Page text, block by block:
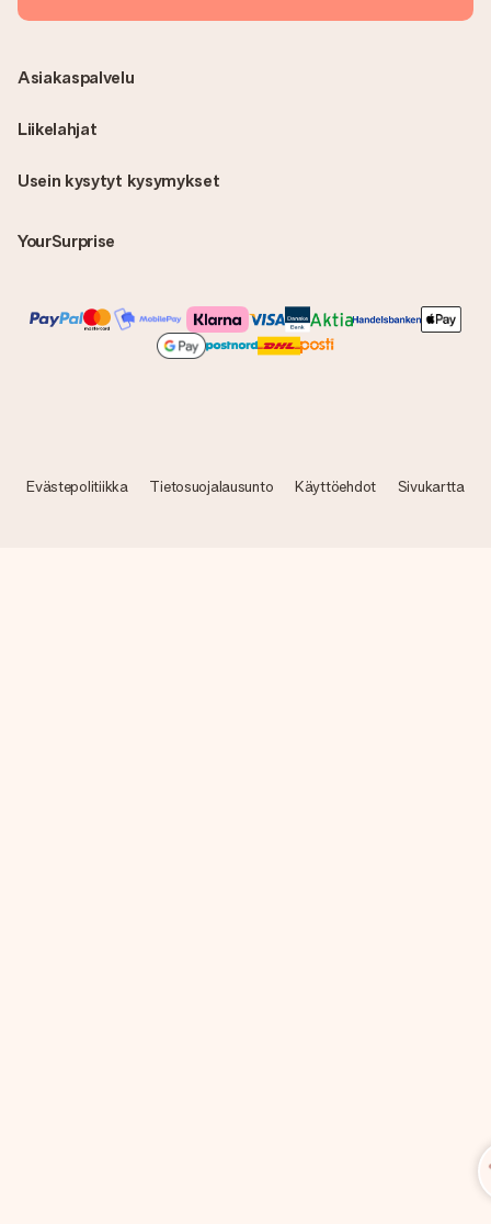
Usein kysytyt kysymykset
YourSurprise
Asiakaspalvelu
Liikelahjat
Evästepolitiikka Tietosuojalausunto Käyttöehdot Sivukartta